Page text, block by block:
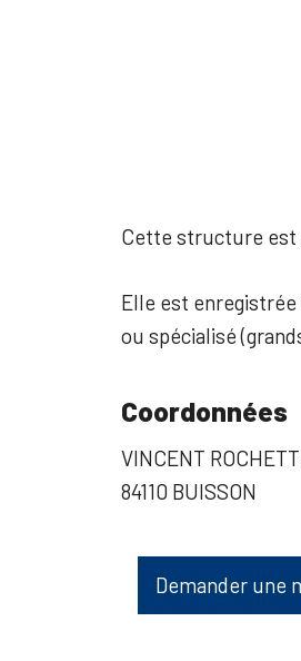
Cette structure est
Elle est
ou spécialisé
Coordonnées
VINCENT
84110 BUISSON
Demander une